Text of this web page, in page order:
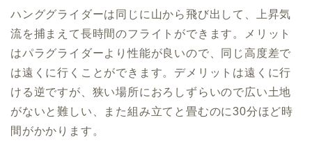
ハンググライダーは同じに山から飛び出して、上昇気
流を捕まえて長時間のフライトができます。メリット
はパラグライダーより性能が良いので、同じ高度差で
は遠くに行くことができます。デメリットは遠くに行
ける逆ですが、狭い場所におろしずらいので広い土地
がないと難しい、また組み立てと畳むのに30分ほど時
間がかかります。